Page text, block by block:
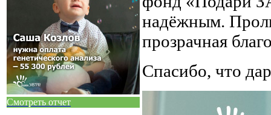
Смотреть отчет
надёжным.
прозрачная
Спасибо, что